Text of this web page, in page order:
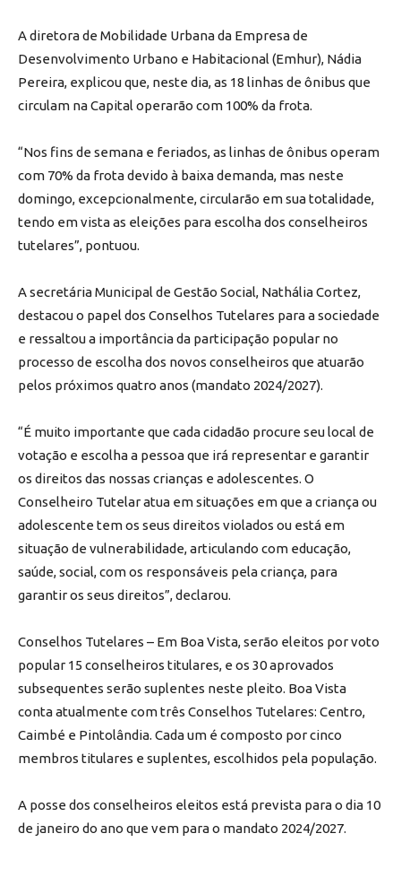
A diretora de Mobilidade Urbana da Empresa de
Desenvolvimento Urbano e Habitacional (Emhur), Nádia
Pereira, explicou que, neste dia, as 18 linhas de ônibus que
circulam na Capital operarão com 100% da frota.
“Nos fins de semana e feriados, as linhas de ônibus operam
com 70% da frota devido à baixa demanda, mas neste
domingo, excepcionalmente, circularão em sua totalidade,
tendo em vista as eleições para escolha dos conselheiros
tutelares”, pontuou.
A secretária Municipal de Gestão Social, Nathália Cortez,
destacou o papel dos Conselhos Tutelares para a sociedade
e ressaltou a importância da participação popular no
processo de escolha dos novos conselheiros que atuarão
pelos próximos quatro anos (mandato 2024/2027).
“É muito importante que cada cidadão procure seu local de
votação e escolha a pessoa que irá representar e garantir
os direitos das nossas crianças e adolescentes. O
Conselheiro Tutelar atua em situações em que a criança ou
adolescente tem os seus direitos violados ou está em
situação de vulnerabilidade, articulando com educação,
saúde, social, com os responsáveis pela criança, para
garantir os seus direitos”, declarou.
Conselhos Tutelares – Em Boa Vista, serão eleitos por voto
popular 15 conselheiros titulares, e os 30 aprovados
subsequentes serão suplentes neste pleito. Boa Vista
conta atualmente com três Conselhos Tutelares: Centro,
Caimbé e Pintolândia. Cada um é composto por cinco
membros titulares e suplentes, escolhidos pela população.
A posse dos conselheiros eleitos está prevista para o dia 10
de janeiro do ano que vem para o mandato 2024/2027.